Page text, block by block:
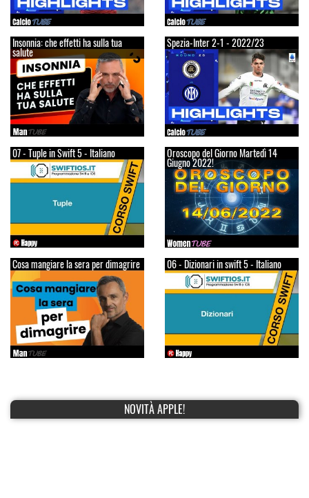
Insonnia: che effetti ha sulla tua
salute
Spezia-Inter 2-1 - 2022/23
07 - Tuple in Swift 5 - Italiano Oroscopo del Giorno Martedì 14
Giugno 2022!
Cosa mangiare la sera per dimagrire 06 - Dizionari in swift 5 - Italiano
NOVITÀ APPLE!